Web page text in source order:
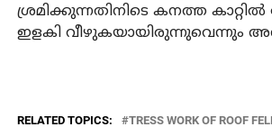
ശ്രമിക്കുന്നതിനിടെ കനത്ത
ഇളകി വീഴുകയായിരുന്നുവെന്നും
RELATED TOPICS: TRESS WORK OF ROOF